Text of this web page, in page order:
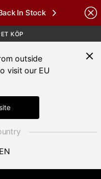
In Stock
KÖP
1000 KR
outside
visit our EU